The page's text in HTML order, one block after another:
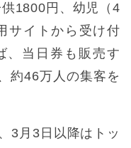
1800円、幼児（4
サイトから受け付
、当日券も販売す
約46万人の集客を
3月3日以降はトッ